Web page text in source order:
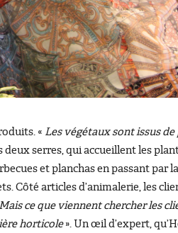
« Les végétaux sont issus
serres, qui accueillent les
et planchas en passant par
Côté articles d’animalerie, les
Mais ce que viennent chercher les
horticole». Un œil d’expert,